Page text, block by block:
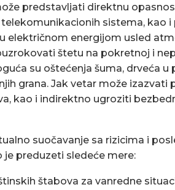
predstavljati direktnu
sistema, kao
električnom energijom usled
štetu na pokretnoj i
su oštećenja šuma, drveća u
grana. Jak vetar može izazvati
kao i indirektno ugroziti
suočavanje sa rizicima i
preduzeti sledeće mere:
štabova za vanredne